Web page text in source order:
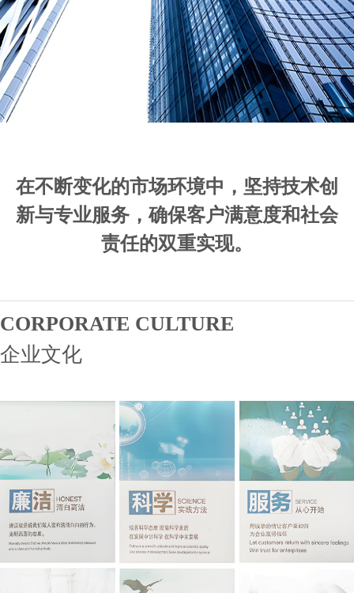
CORPORATE CULTURE
企业文化
在不断变化的市场环境中，坚持技术创
新与专业服务，确保客户满意度和社会
责任的双重实现。